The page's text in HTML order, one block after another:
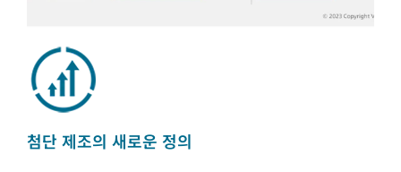
첨단 제조의 새로운 정의